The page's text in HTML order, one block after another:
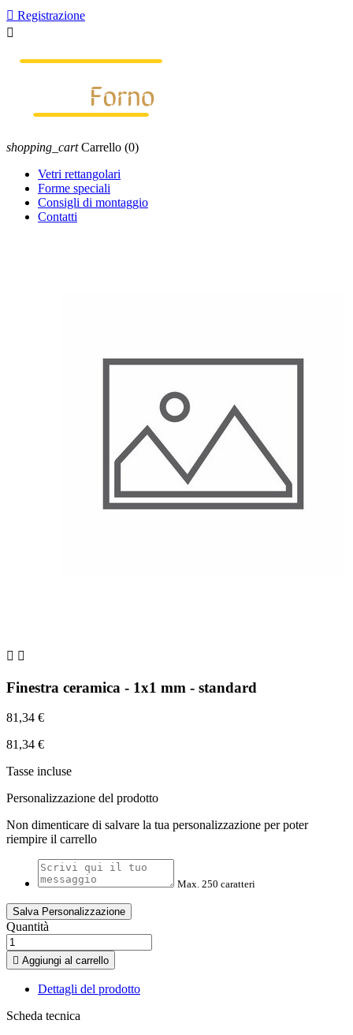
 Registrazione

shopping_cart Carrello (0)
Vetri rettangolari
Forme speciali
Consigli di montaggio
Contatti
 
Finestra ceramica - 1x1 mm - standard
81,34 €
81,34 €
Tasse incluse
Personalizzazione del prodotto
Non dimenticare di salvare la tua personalizzazione per poter
riempire il carrello
Max. 250 caratteri
Salva Personalizzazione
Quantità
 Aggiungi al carrello
Dettagli del prodotto
Scheda tecnica